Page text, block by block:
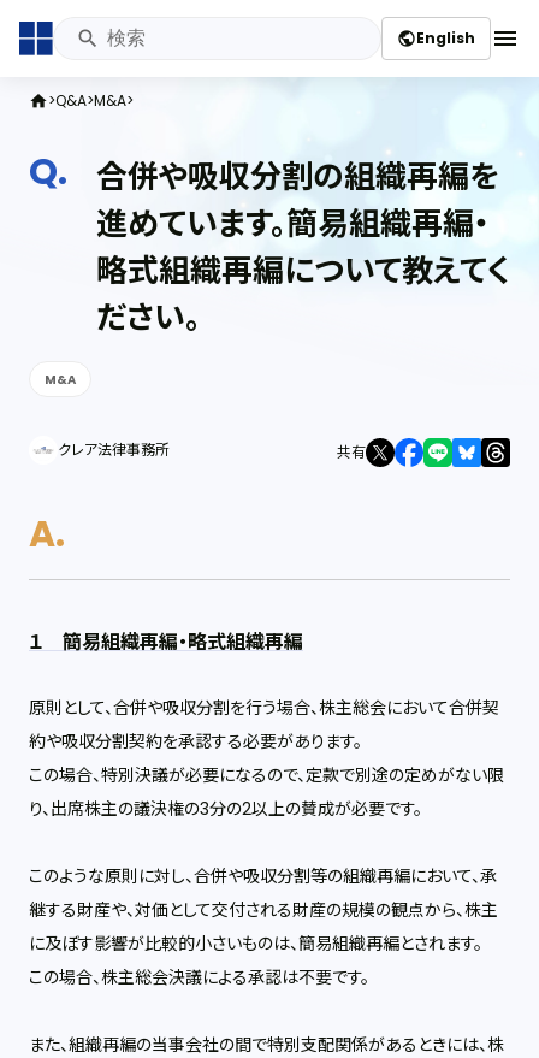
publicEnglish menu
home Q&A M&A
合併や吸収分割の組織再編を
進めています。簡易組織再編・
略式組織再編について教えてく
ださい。
M&A
クレア法律事務所 共有
１ 簡易組織再編・略式組織再編
原則として、合併や吸収分割を行う場合、株主総会において合併契
約や吸収分割契約を承認する必要があります。
この場合、特別決議が必要になるので、定款で別途の定めがない限
り、出席株主の議決権の3分の2以上の賛成が必要です。
このような原則に対し、合併や吸収分割等の組織再編において、承
継する財産や、対価として交付される財産の規模の観点から、株主
に及ぼす影響が比較的小さいものは、簡易組織再編とされます。
この場合、株主総会決議による承認は不要です。
また、組織再編の当事会社の間で特別支配関係があるときには、株